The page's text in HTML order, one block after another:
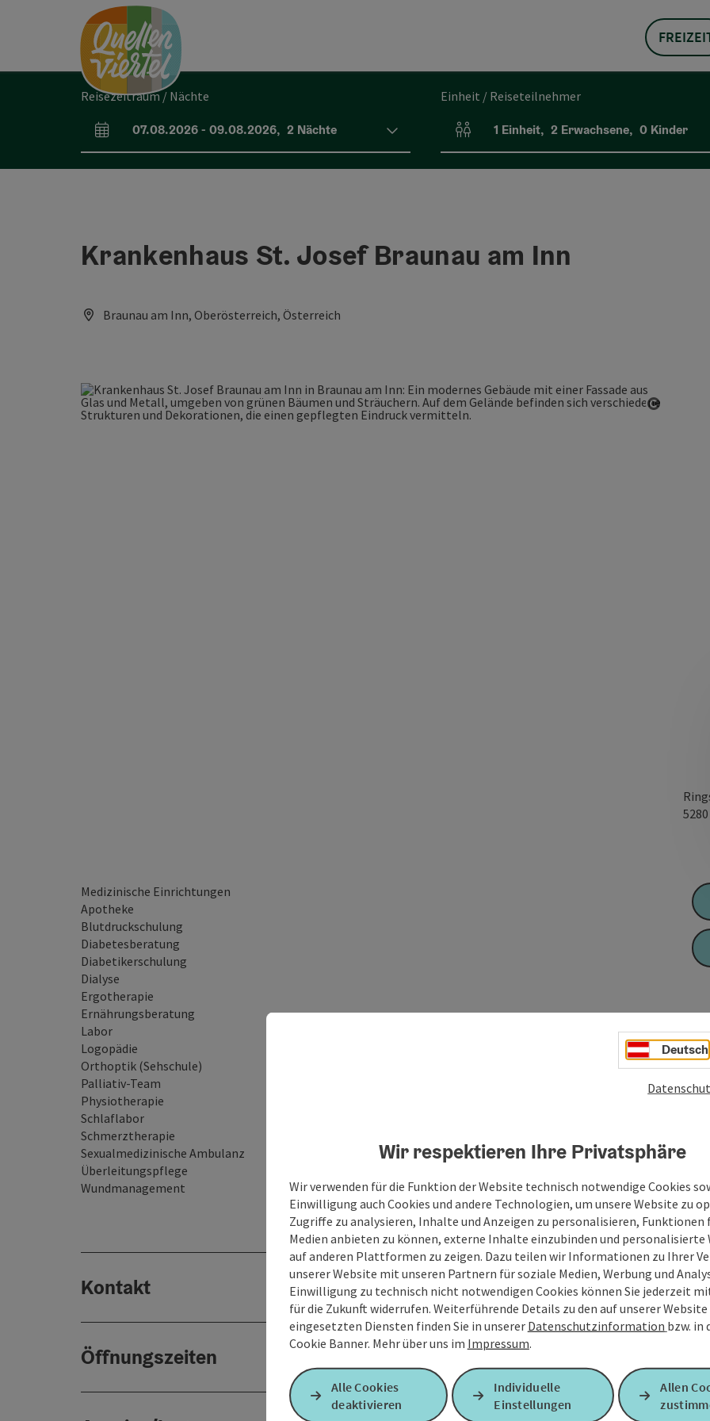
Zum InhaltAccesskey
[0]
Zur NavigationAccesskey
Zum Seitenanfang Accesskey
Reisezeitraum / Nächte
An- und Abreisefelder
07.08.2026- 09.08.2026, 2 Nächte
Einheit / Reiseteilnehmer
Einheitenanzahl und Personenfelder
1 Einheit, 2 Erwachsene, 0 Kinder
Krankenhaus St. Josef Braunau am Inn
Braunau am Inn, Oberösterreich, Österreich
5280
Medizinische Einrichtungen
Apotheke
Blutdruckschulung
Diabetesberatung
Diabetikerschulung
Dialyse
Ergotherapie
Ernährungsberatung
Labor
Logopädie
Orthoptik (Sehschule)
Palliativ-Team
Physiotherapie
Schlaflabor
Schmerztherapie
Sexualmedizinische Ambulanz
Überleitungspflege
Wundmanagement
Kontakt
Öffnungszeiten
Deutsch
Wir respektieren Ihre Privatsphäre
Wir verwenden für die Funktion der Website technisch notwendige Cookies
Einwilligung auch Cookies und andere Technologien, um unsere Website zu
Zugriffe zu analysieren, Inhalte und Anzeigen zu personalisieren, Funktionen
Medien anbieten zu können, externe Inhalte einzubinden und personalisierte
auf anderen Plattformen zu zeigen. Dazu teilen wir Informationen zu Ihrer
unserer Website mit unseren Partnern für soziale Medien, Werbung und
Einwilligung zu technisch nicht notwendigen Cookies können Sie jederzeit
für die Zukunft widerrufen. Weiterführende Details zu den auf unserer Website
eingesetzten Diensten finden Sie in unserer Datenschutzinformation bzw. in
Cookie Banner. Mehr über uns im Impressum.
Alle Cookies
deaktivieren
Individuelle
Einstellungen
Allen